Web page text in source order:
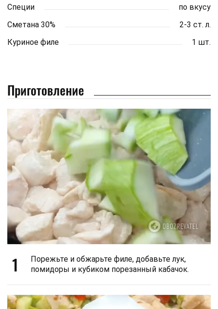
Специи
по вкусу
Сметана 30%
2-3 ст. л.
Куриное филе
1 шт.
Приготовление
1
Порежьте и обжарьте филе, добавьте лук,
помидоры и кубиком порезанный кабачок.